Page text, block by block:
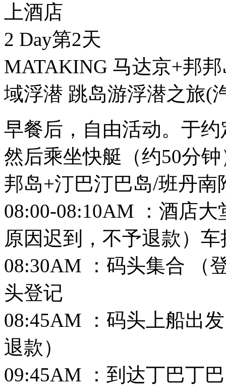
上酒店
2 Day第2天
MATAKING 马达京+邦
域浮潜 跳岛游浮潜之旅(
早餐后，自由活动。于
然后乘坐快艇（约50分
邦岛+汀巴汀巴岛/班丹
08:00-08:10AM ：酒店
原因迟到，不予退款）
08:30AM ：码头集合 （
头登记
08:45AM ：码头上船出
退款）
09:45AM ：到达丁巴丁